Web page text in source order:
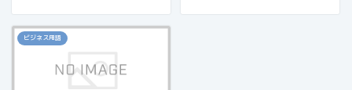
ビジネス用語